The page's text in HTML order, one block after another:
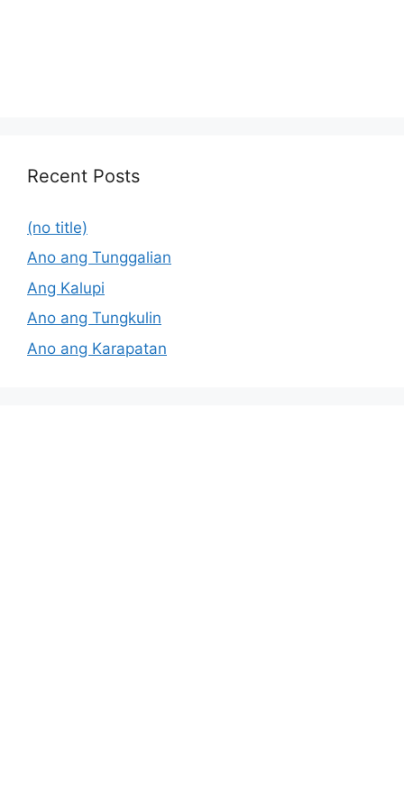
Recent Posts
(no title)
Ano ang Tunggalian
Ang Kalupi
Ano ang Tungkulin
Ano ang Karapatan